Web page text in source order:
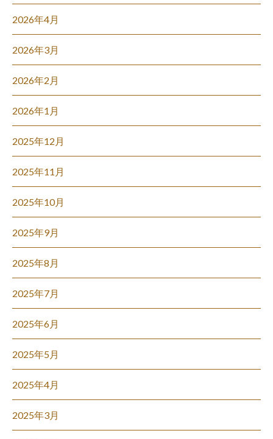
2026年4月
2026年3月
2026年2月
2026年1月
2025年12月
2025年11月
2025年10月
2025年9月
2025年8月
2025年7月
2025年6月
2025年5月
2025年4月
2025年3月